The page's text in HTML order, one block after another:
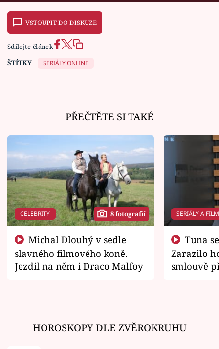
VSTOUPIT DO DISKUZE
Sdílejte článek
ŠTÍTKY
SERIÁLY ONLINE
PŘEČTĚTE SI TAKÉ
CELEBRITY 8 fotografií
slavného filmového koně.
Jezdil na něm i Draco Malfoy
SERIÁLY A
Zarazilo
smlouvě
HOROSKOPY DLE ZVĚROKRUHU